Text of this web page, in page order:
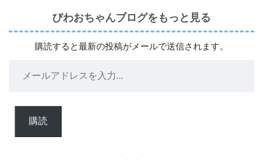
びわおちゃんブログをもっと見る
購読すると最新の投稿がメールで送信されます。
購読